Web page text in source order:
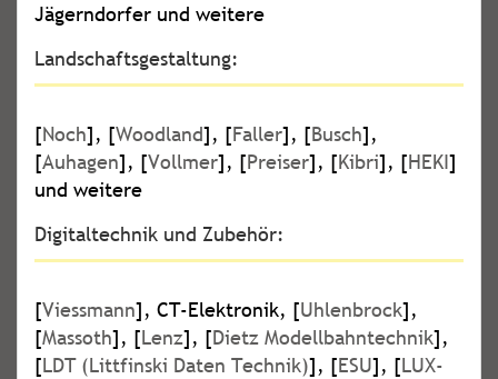
Jägerndorfer und weitere
Landschaftsgestaltung:
[Noch], [Woodland], [Faller], [Busch],
[Auhagen], [Vollmer], [Preiser], [Kibri], [HEKI]
und weitere
Digitaltechnik und Zubehör:
[Viessmann], CT-Elektronik, [Uhlenbrock],
[Massoth], [Lenz], [Dietz Modellbahntechnik],
[LDT (Littfinski Daten Technik)], [ESU], [LUX-